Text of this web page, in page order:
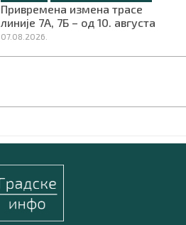
Привремена измена трасе
линије 7А, 7Б – од 10. августа
07.08.2026.